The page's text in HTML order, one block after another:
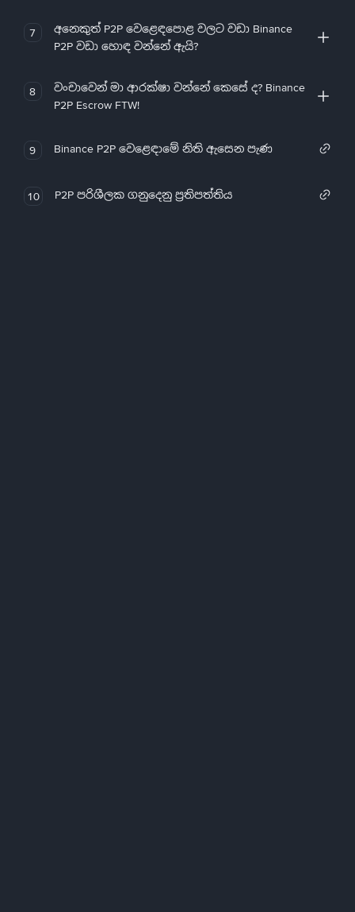
7
අනෙකුත් P2P වෙළෙඳපොළ වලට වඩා Binance
P2P වඩා හොඳ වන්නේ ඇයි?
8
වංචාවෙන් මා ආරක්ෂා වන්නේ කෙසේ ද? Binance
P2P Escrow FTW!
9 Binance P2P වෙළෙඳාමේ නිති ඇසෙන පැණ
10 P2P පරිශීලක ගනුදෙනු ප්‍රතිපත්තිය